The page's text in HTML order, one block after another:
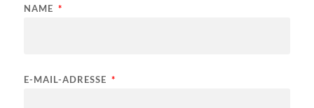
NAME *
E-MAIL-ADRESSE *